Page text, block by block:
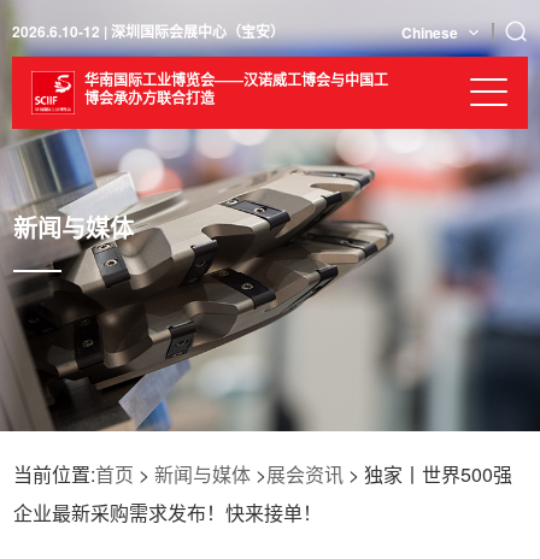
2026.6.10-12 | 深圳国际会展中心（宝安） Chinese
华南国际工业博览会——汉诺威工博会与中国工
博会承办方联合打造
新闻与媒体
当前位置:首页 >新闻与媒体 >展会资讯 > 独家丨世界500强
企业最新采购需求发布！快来接单！